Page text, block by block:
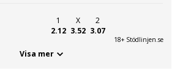
1
2.12
X
3.52
2
3.07
18+ Stödlinjen.se
Visa mer